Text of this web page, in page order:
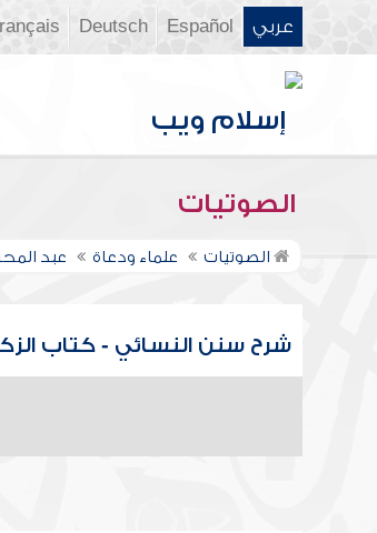
عربي Español
Deutsch
الصوتيات
الصوتيات علماء ودعاة عبد
شرح سنن النسائي - كتاب